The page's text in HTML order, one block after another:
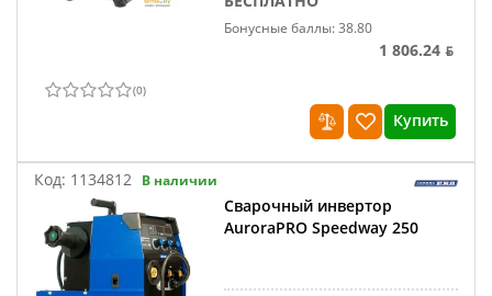
Бонусные баллы: 38.80
1 806.24 ƃ
(0)
Купить
Код: 1134812 В наличии
Сварочный инвертор
AuroraPRO Speedway 250